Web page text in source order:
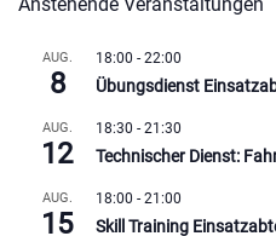
AUG.
8
18:00 - 22:00
Übungsdienst
AUG.
12
18:30 - 21:30
Technischer Dienst:
AUG.
15
18:00 - 21:00
Skill Training